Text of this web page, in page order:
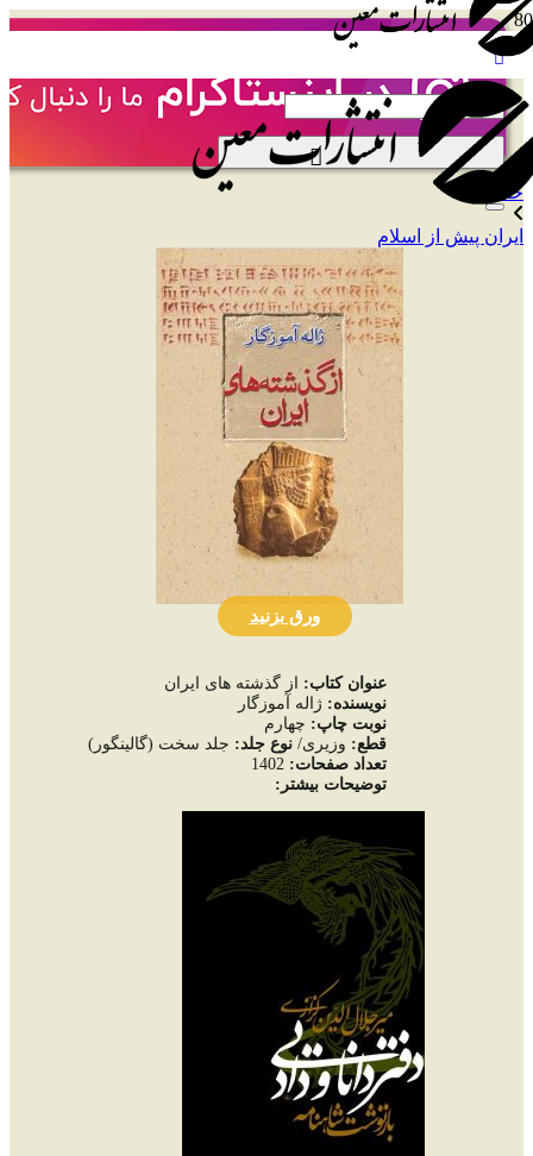
خانه
ایران پیش از اسلام
ورق بزنید
عنوان کتاب: از گذشته های ایران
نويسنده: ژاله آموزگار
نوبت چاپ: چهارم
قطع: وزیری/نوع جلد: جلد سخت (گالینگور)
تعداد صفحات:
1402
توضيحات بيشتر: